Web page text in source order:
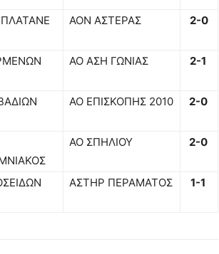
ΑΟΝ ΑΣΤΕΡΑΣ 2-0
ΑΟ ΑΣΗ ΓΩΝΙΑΣ 2-1
ΑΟ ΕΠΙΣΚΟΠΗΣ 2010 2-0
ΑΟ ΣΠΗΛΙΟΥ 2-0
ΑΣΤΗΡ ΠΕΡΑΜΑΤΟΣ 1-1